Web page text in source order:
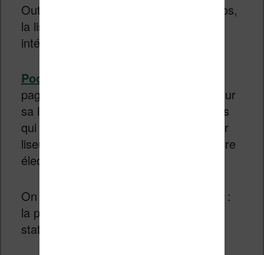
Outre sa capacité à lire des livres audios,
la liseuse Kobo Libra 2 propose une
intégration avec le service Pocket.
Pocket
pages Internet et d’y accéder ensuite sur
sa liseuse. C’est très utile pour les gens
qui veulent lire de longs articles sur leur
liseuse et ainsi profiter de l’écran à encre
électronique.
On a aussi une particularité chez Kobo :
la présence de toute une collection de
statistiques sur ses lectures.